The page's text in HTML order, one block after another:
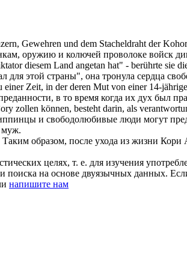
Gewehren und dem Stacheldraht der
оружию и колючей проволоке войск
diesem Land angetan hat" - berührte sie
для этой страны", она тронула сердца
Zeit, in der deren Mut von einer 14-
в то время когда их дух был
zollen können, besteht darin, als
и свободолюбивые люди могут
муж.
Таким образом, после ухода из жизни
целях, т. е. для изучения
поиска на основе двуязычных данных.
напишите нам